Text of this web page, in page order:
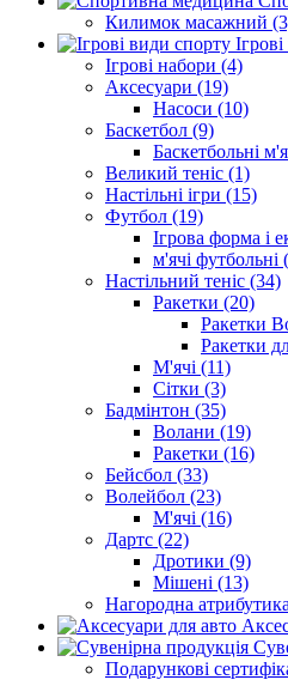
Килимок масажний
Ігрові набори (4)
Аксесуари (19)
Насоси (10)
Баскетбол (9)
Баскетбольні
Великий теніс (1)
Настільні ігри (15)
Футбол (19)
Ігрова форма і
м'ячі футбольні
Настільний теніс (34)
Ракетки (20)
Ракетки
Ракетки
М'ячі (11)
Сітки (3)
Бадмінтон (35)
Волани (19)
Ракетки (16)
Бейсбол (33)
Волейбол (23)
М'ячі (16)
Дартс (22)
Дротики (9)
Мішені (13)
Нагородна
Подарункові